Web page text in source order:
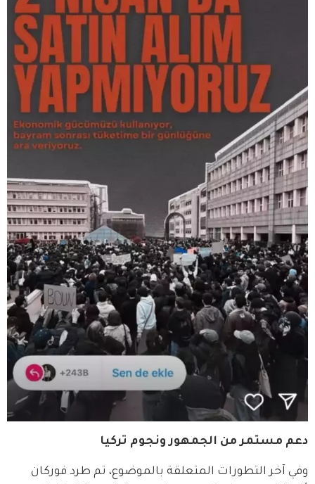
دعم مستمر من الجمهور ونجوم تركيا
وفي آخر التطورات المتعلقة بالموضوع، تم طرد فوركان